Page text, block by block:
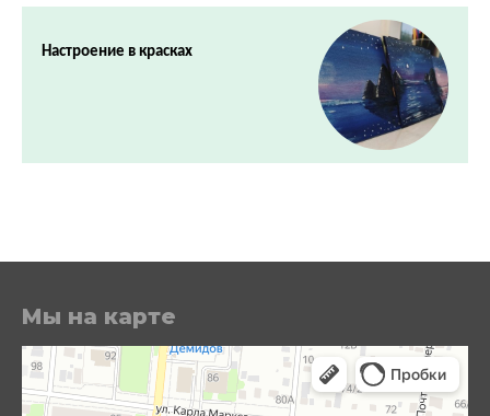
Настроение в красках
Мы на карте